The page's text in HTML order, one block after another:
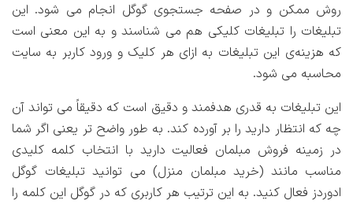
روش ممکن و در صفحه جستجوی گوگل انجام می شود. این
تبلیغات را تبلیغات کلیکی هم می شناسند و به این معنی است
که هزینه‌ی این تبلیغات به ازای هر کلیک و ورود کاربر به سایت
محاسبه می شود.
این تبلیغات به قدری هدفمند و دقیق است که دقیقاً می تواند آن
چه که انتظار دارید را بر آورده کند. به طور واضح تر یعنی اگر شما
در زمینه فروش مبلمان فعالیت دارید با انتخاب کلمه کلیدی
مناسب مانند (خرید مبلمان منزل) می توانید تبلیغات گوگل
ادوردز فعال کنید. به این ترتیب هر کاربری که در گوگل این کلمه را